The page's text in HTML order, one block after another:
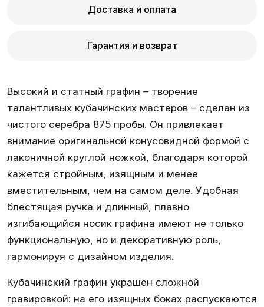
Доставка и оплата
Гарантия и возврат
Высокий и статный графин – творение
талантливых кубачинских мастеров – сделан из
чистого серебра 875 пробы. Он привлекает
внимание оригинальной конусовидной формой с
лаконичной круглой ножкой, благодаря которой
кажется стройным, изящным и менее
вместительным, чем на самом деле. Удобная
блестящая ручка и длинный, плавно
изгибающийся носик графина имеют не только
функциональную, но и декоративную роль,
гармонируя с дизайном изделия.
Кубачинский графин украшен сложной
гравировкой: на его изящных боках распускаются